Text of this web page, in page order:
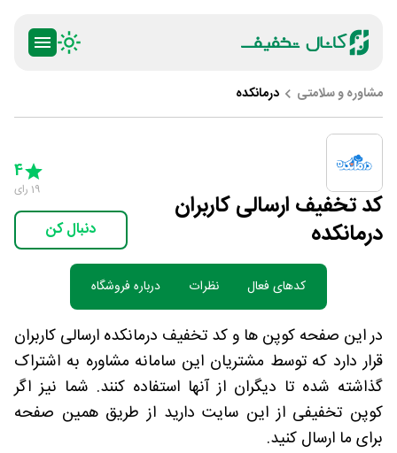
مشاوره و سلامتی درمانکده
کد تخفیف ارسالی کاربران
درمانکده
5 Stars
4
19 رای
دنبال کن
کدهای فعال نظرات درباره فروشگاه
در این صفحه کوپن ها و کد تخفیف درمانکده ارسالی کاربران
قرار دارد که توسط مشتریان این سامانه مشاوره به اشتراک
گذاشته شده تا دیگران از آنها استفاده کنند. شما نیز اگر
کوپن تخفیفی از این سایت دارید از طریق همین صفحه
برای ما ارسال کنید.